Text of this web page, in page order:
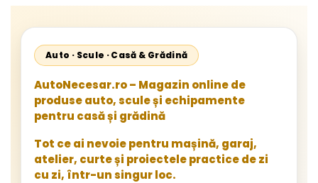
Auto · Scule · Casă & Grădină
AutoNecesar.ro – Magazin online de
produse auto, scule și echipamente
pentru casă și grădină
Tot ce ai nevoie pentru mașină, garaj,
atelier, curte și proiectele practice de zi
cu zi, într-un singur loc.